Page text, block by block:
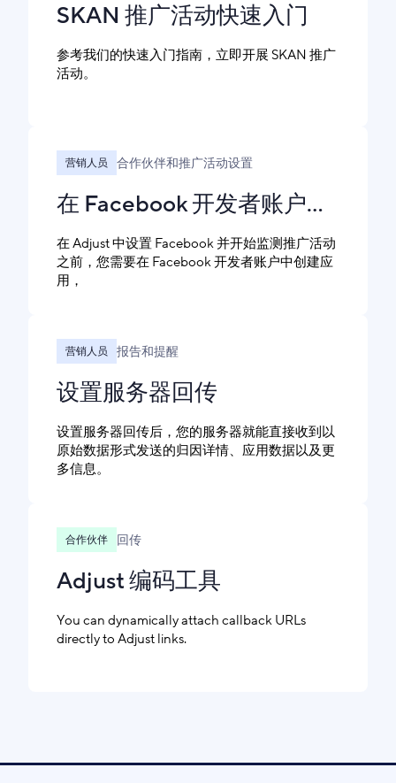
SKAN 推广活动快速入门
参考我们的快速入门指南，立即开展 SKAN 推广
活动。
营销人员 合作伙伴和推广活动设置
在 Facebook 开发者账户中设置应用
在 Adjust 中设置 Facebook 并开始监测推广活动
之前，您需要在 Facebook 开发者账户中创建应
用，
营销人员 报告和提醒
设置服务器回传
设置服务器回传后，您的服务器就能直接收到以
原始数据形式发送的归因详情、应用数据以及更
多信息。
合作伙伴 回传
Adjust 编码工具
You can dynamically attach callback URLs
directly to Adjust links.